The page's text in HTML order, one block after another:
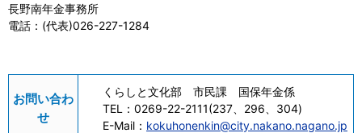
長野南年金事務所
電話：(代表)026-227-1284
お問い合わ
せ
くらしと文化部 市民課 国保年金係
TEL： 0269-22-2111(237、296、304)
E-Mail： kokuhonenkin@city.nakano.nagano.jp